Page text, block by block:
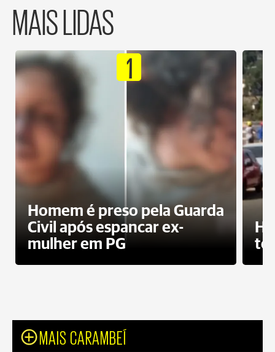
MAIS LIDAS
1
Homem é preso pela Guarda
Civil após espancar ex-
mulher em PG
MAIS CARAMBEÍ